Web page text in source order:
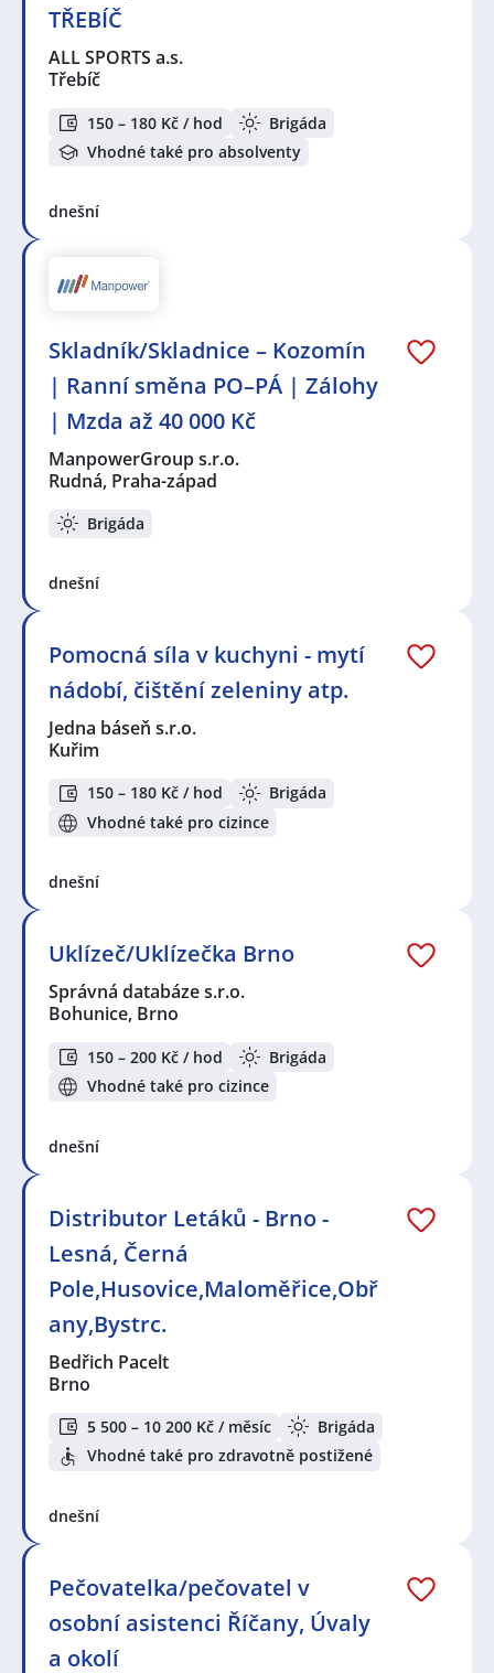
TŘEBÍČ
ALL SPORTS a.s.
Třebíč
150 – 180 Kč / hod
Brigáda
Vhodné také pro absolventy
dnešní
Skladník/Skladnice – Kozomín
| Ranní směna PO–PÁ | Zálohy
| Mzda až 40 000 Kč
ManpowerGroup s.r.o.
Rudná, Praha-západ
Brigáda
dnešní
Pomocná síla v kuchyni - mytí
nádobí, čištění zeleniny atp.
Jedna báseň s.r.o.
Kuřim
150 – 180 Kč / hod
Brigáda
Vhodné také pro cizince
dnešní
Uklízeč/Uklízečka Brno
Správná databáze s.r.o.
Bohunice, Brno
150 – 200 Kč / hod
Brigáda
Vhodné také pro cizince
dnešní
Distributor Letáků - Brno -
Lesná, Černá
Pole,Husovice,Maloměřice,Obř
any,Bystrc.
Bedřich Pacelt
Brno
5 500 – 10 200 Kč / měsíc
Brigáda
Vhodné také pro zdravotně postižené
dnešní
Pečovatelka/pečovatel v
osobní asistenci Říčany, Úvaly
a okolí